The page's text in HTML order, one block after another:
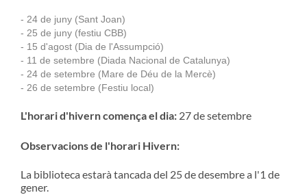
- 24 de juny (Sant Joan)
- 25 de juny (festiu CBB)
- 15 d'agost (Dia de l'Assumpció)
- 11 de setembre (Diada Nacional de Catalunya)
- 24 de setembre (Mare de Déu de la Mercè)
- 26 de setembre (Festiu local)
L'horari d'hivern comença el dia: 27 de setembre
Observacions de l'horari Hivern:
La biblioteca estarà tancada del 25 de desembre a l'1 de
gener.